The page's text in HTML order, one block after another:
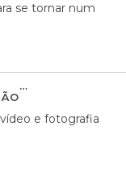
se tornar num
e fotografia